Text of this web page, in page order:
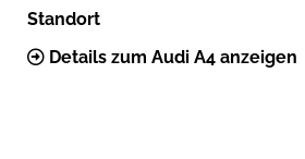
Standort
Details zum Audi A4 anzeigen